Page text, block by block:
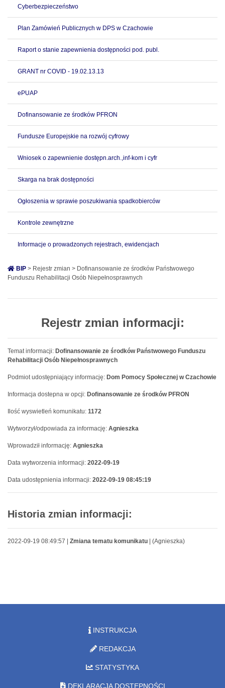
Cyberbezpieczeństwo
Plan Zamówień Publicznych w DPS w Czachowie
Raport o stanie zapewnienia dostępności pod. publ.
GRANT nr COVID - 19.02.13.13
ePUAP
Dofinansowanie ze środków PFRON
Fundusze Europejskie na rozwój cyfrowy
Wniosek o zapewnienie dostępn.arch.,inf-kom i cyfr
Skarga na brak dostępności
Ogłoszenia w sprawie poszukiwania spadkobierców
Kontrole zewnętrzne
Informacje o prowadzonych rejestrach, ewidencjach
BIP > Rejestr zmian > Dofinansowanie ze środków Państwowego
Funduszu Rehabilitacji Osób Niepełnosprawnych
Rejestr zmian informacji:
Temat informacji: Dofinansowanie ze środków Państwowego Funduszu
Rehabilitacji Osób Niepełnosprawnych
Podmiot udostępniający informację: Dom Pomocy Społecznej w Czachowie
Informacja dostepna w opcji: Dofinansowanie ze środków PFRON
Ilość wyswietleń komunikatu: 1172
Wytworzył/odpowiada za informację: Agnieszka
Wprowadził informację: Agnieszka
Data wytworzenia informacji: 2022-09-19
Data udostępnienia informacji: 2022-09-19 08:45:19
Historia zmian informacji:
2022-09-19 08:49:57 | Zmiana tematu komunikatu | (Agnieszka)
INSTRUKCJA
REDAKCJA
STATYSTYKA
DEKLARACJA DOSTĘPNOŚCI